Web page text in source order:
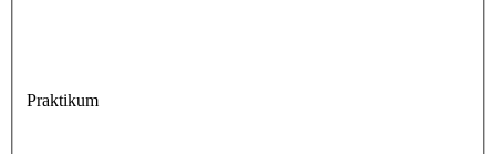
Praktikum